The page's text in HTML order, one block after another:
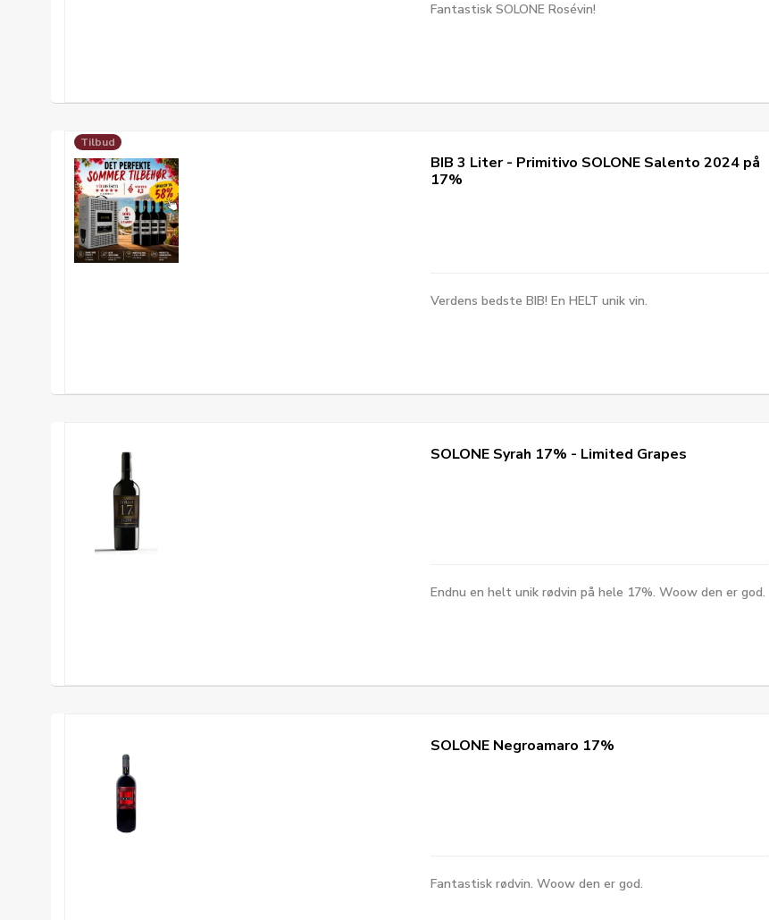
Fantastisk SOLONE Rosévin!
Tilbud
BIB 3 Liter - Primitivo SOLONE Salento 2024 på
17%
Verdens bedste BIB! En HELT unik vin.
SOLONE Syrah 17% - Limited Grapes
Endnu en helt unik rødvin på hele 17%. Woow den er god.
SOLONE Negroamaro 17%
Fantastisk rødvin. Woow den er god.